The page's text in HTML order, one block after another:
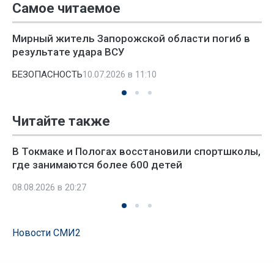
Самое читаемое
Мирный житель Запорожской области погиб в
результате удара ВСУ
БЕЗОПАСНОСТЬ10.07.2026 в 11:10
Читайте также
В Токмаке и Пологах восстановили спортшколы,
где занимаются более 600 детей
08.08.2026 в 20:27
Новости СМИ2